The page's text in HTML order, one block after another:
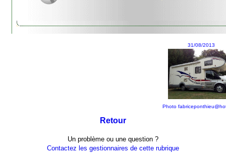
31/08/2013
Photo
Retour
Un problème ou une question ?
Contactez les gestionnaires de cette rubrique